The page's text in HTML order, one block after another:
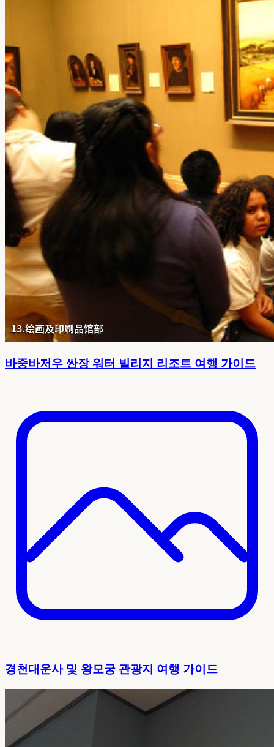
바중바저우 싼장 워터 빌리지 리조트 여행 가이드
경천대운사 및 왕모궁 관광지 여행 가이드